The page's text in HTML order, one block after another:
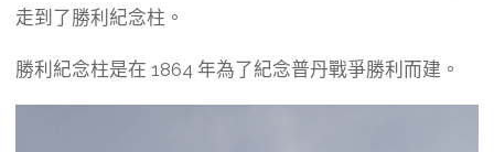
走到了勝利紀念柱。
勝利紀念柱是在 1864 年為了紀念普丹戰爭勝利而建。